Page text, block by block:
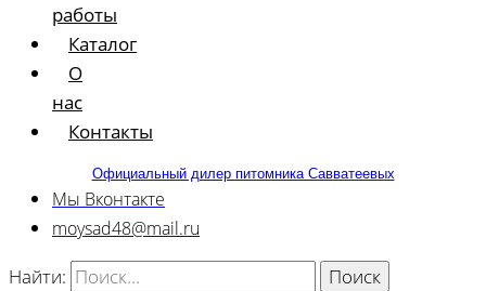
работы
Каталог
О
нас
Контакты
Официальный дилер питомника Савватеевых
Мы Вконтакте
moysad48@mail.ru
Найти: